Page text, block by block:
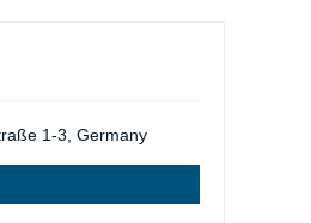
1-3, Germany